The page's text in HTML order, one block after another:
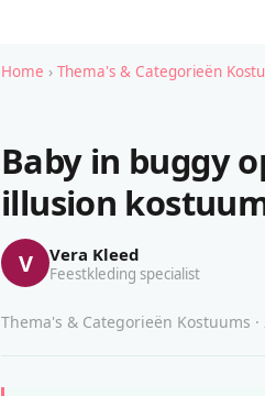
Home › Thema's & Categorieën
Baby in buggy
illusion
V Vera Kleed
Feestkleding specialist
Thema's & Categorieën Kostuums